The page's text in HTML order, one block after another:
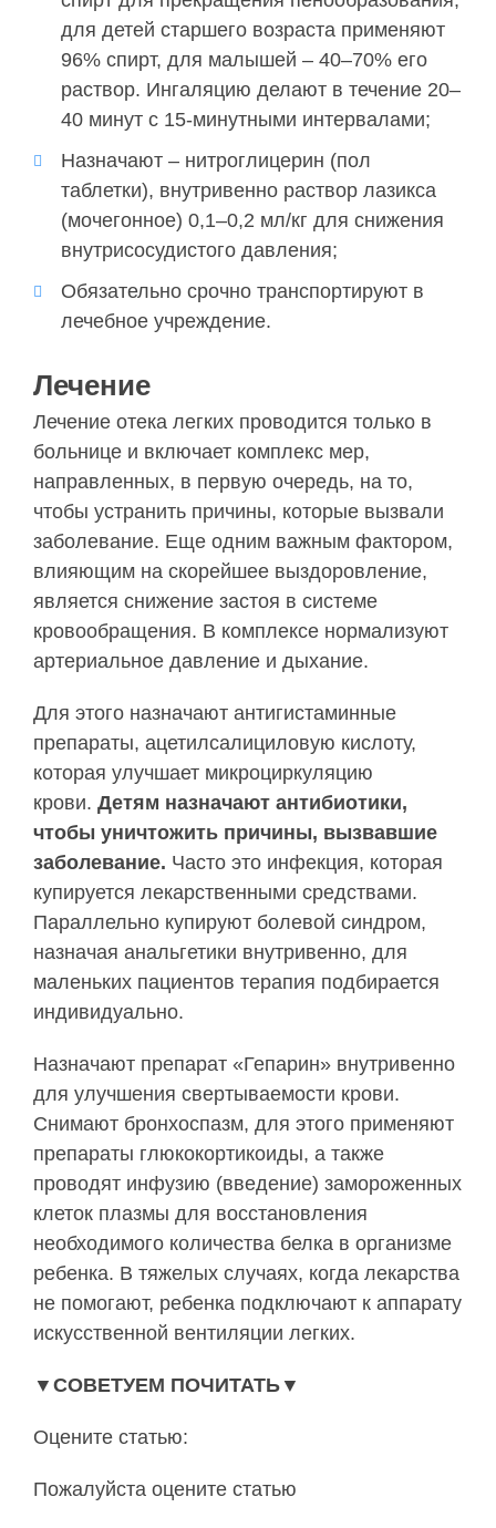
для детей старшего возраста применяют
96% спирт, для малышей – 40–70% его
раствор. Ингаляцию делают в течение 20–
40 минут с 15-минутными интервалами;
Назначают – нитроглицерин (пол
таблетки), внутривенно раствор лазикса
(мочегонное) 0,1–0,2 мл/кг для снижения
внутрисосудистого давления;
Обязательно срочно транспортируют в
лечебное учреждение.
Лечение
Лечение отека легких проводится только в
больнице и включает комплекс мер,
направленных, в первую очередь, на то,
чтобы устранить причины, которые вызвали
заболевание. Еще одним важным фактором,
влияющим на скорейшее выздоровление,
является снижение застоя в системе
кровообращения. В комплексе нормализуют
артериальное давление и дыхание.
Для этого назначают антигистаминные
препараты, ацетилсалициловую кислоту,
которая улучшает микроциркуляцию
крови. Детям назначают антибиотики,
чтобы уничтожить причины, вызвавшие
заболевание. Часто это инфекция, которая
купируется лекарственными средствами.
Параллельно купируют болевой синдром,
назначая анальгетики внутривенно, для
маленьких пациентов терапия подбирается
индивидуально.
Назначают препарат «Гепарин» внутривенно
для улучшения свертываемости крови.
Снимают бронхоспазм, для этого применяют
препараты глюкокортикоиды, а также
проводят инфузию (введение) замороженных
клеток плазмы для восстановления
необходимого количества белка в организме
ребенка. В тяжелых случаях, когда лекарства
не помогают, ребенка подключают к аппарату
искусственной вентиляции легких.
▼СОВЕТУЕМ ПОЧИТАТЬ▼
Оцените статью:
Пожалуйста оцените статью